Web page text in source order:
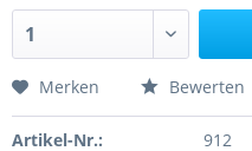
Merken Bewerten
Artikel-Nr.:
912